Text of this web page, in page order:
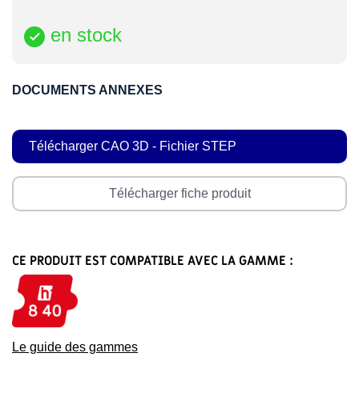
 en stock
DOCUMENTS ANNEXES
Télécharger CAO 3D - Fichier STEP
Télécharger fiche produit
CE PRODUIT EST COMPATIBLE AVEC LA GAMME :
Le guide des gammes